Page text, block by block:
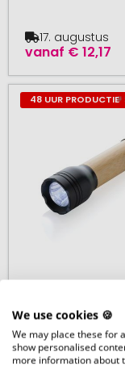
vanaf € 12,17
17. augustus
48 UUR PRODUCTIE#
Lucid 1W RCS
gerecycled
bamboo
We use cookies 🍪
We may place these for
show personalised
more information about